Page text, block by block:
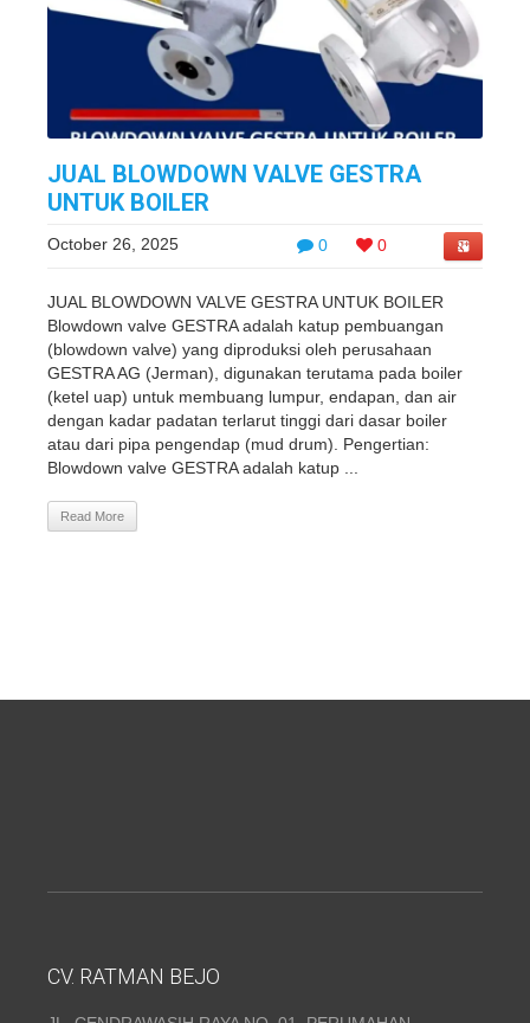
JUAL BLOWDOWN VALVE GESTRA
UNTUK BOILER
0 0
October 26, 2025
JUAL BLOWDOWN VALVE GESTRA UNTUK BOILER
Blowdown valve GESTRA adalah katup pembuangan
(blowdown valve) yang diproduksi oleh perusahaan
GESTRA AG (Jerman), digunakan terutama pada boiler
(ketel uap) untuk membuang lumpur, endapan, dan air
dengan kadar padatan terlarut tinggi dari dasar boiler
atau dari pipa pengendap (mud drum). Pengertian:
Blowdown valve GESTRA adalah katup ...
Read More
CV. RATMAN BEJO